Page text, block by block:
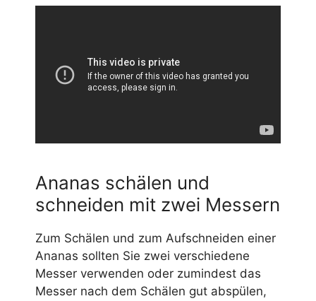
Ananas schälen und
schneiden mit zwei Messern
Zum Schälen und zum Aufschneiden einer
Ananas sollten Sie zwei verschiedene
Messer verwenden oder zumindest das
Messer nach dem Schälen gut abspülen,